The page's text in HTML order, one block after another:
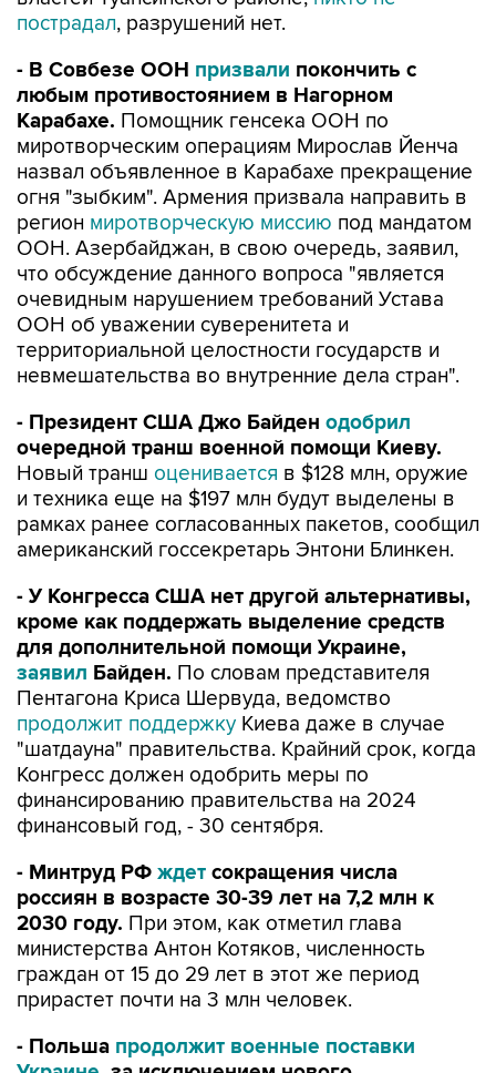
пострадал, разрушений нет.
- В Совбезе ООН призвали покончить с
любым противостоянием в Нагорном
Карабахе. Помощник генсека ООН по
миротворческим операциям Мирослав Йенча
назвал объявленное в Карабахе прекращение
огня "зыбким". Армения призвала направить в
регион миротворческую миссию под мандатом
ООН. Азербайджан, в свою очередь, заявил,
что обсуждение данного вопроса "является
очевидным нарушением требований Устава
ООН об уважении суверенитета и
территориальной целостности государств и
невмешательства во внутренние дела стран".
- Президент США Джо Байден одобрил
очередной транш военной помощи Киеву.
Новый транш оценивается в $128 млн, оружие
и техника еще на $197 млн будут выделены в
рамках ранее согласованных пакетов, сообщил
американский госсекретарь Энтони Блинкен.
- У Конгресса США нет другой альтернативы,
кроме как поддержать выделение средств
для дополнительной помощи Украине,
заявил Байден. По словам представителя
Пентагона Криса Шервуда, ведомство
продолжит поддержку Киева даже в случае
"шатдауна" правительства. Крайний срок, когда
Конгресс должен одобрить меры по
финансированию правительства на 2024
финансовый год, - 30 сентября.
- Минтруд РФ ждет сокращения числа
россиян в возрасте 30-39 лет на 7,2 млн к
2030 году. При этом, как отметил глава
министерства Антон Котяков, численность
граждан от 15 до 29 лет в этот же период
прирастет почти на 3 млн человек.
- Польша продолжит военные поставки